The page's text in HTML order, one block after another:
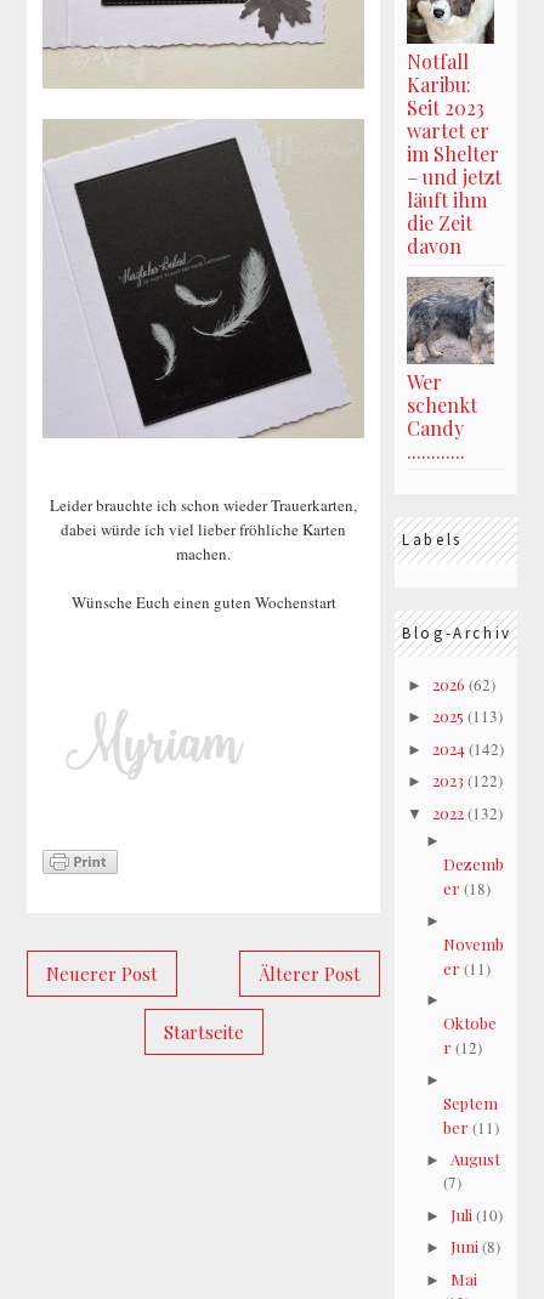
Leider brauchte ich schon wieder Trauerkarten,
dabei würde ich viel lieber fröhliche Karten
machen.
Wünsche Euch einen guten Wochenstart
Neuerer Post Älterer Post
Startseite
Notfall
Karibu:
Seit 2023
wartet er
im Shelter
– und jetzt
läuft ihm
die Zeit
davon
Wer
schenkt
Candy
............
Labels
Blog-Archiv
► 2026 (62)
► 2025 (113)
► 2024(142)
► 2023 (122)
▼ 2022(132)
►
Dezemb
er(18)
►
Novemb
er(11)
►
Oktobe
r(12)
►
Septem
ber(11)
►August
(7)
► Juli (10)
► Juni (8)
► Mai